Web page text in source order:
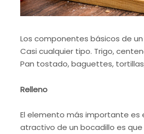
Los componentes básicos de
Casi cualquier tipo. Trigo,
Pan tostado, baguettes,
Relleno
El elemento más importante es
atractivo de un bocadillo es